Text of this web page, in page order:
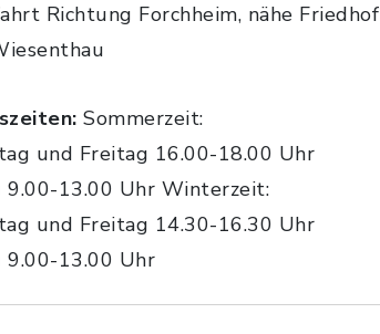
Richtung Forchheim, nähe Friedhof
Sommerzeit:
und Freitag 16.00-18.00 Uhr
9.00-13.00 Uhr Winterzeit:
und Freitag 14.30-16.30 Uhr
9.00-13.00 Uhr